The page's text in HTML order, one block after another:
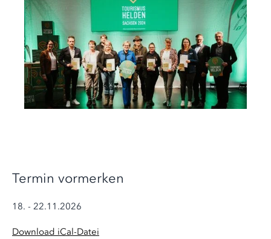
Termin vormerken
18. - 22.11.2026
Download iCal-Datei